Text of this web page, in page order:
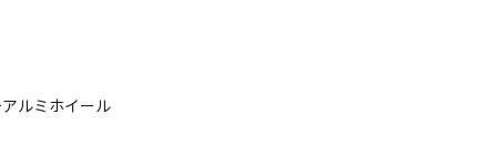
ンチアルミホイール